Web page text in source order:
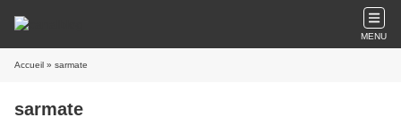
MENU
Accueil » sarmate
sarmate